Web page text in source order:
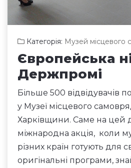
Категорія: Музей місцевого
Європейська
Держпромі
Більше 500 відвідувачів
у Музеї місцевого
Харківщини. Саме на цей
міжнародна акція, коли
різних країн готують для
оригінальні програми,